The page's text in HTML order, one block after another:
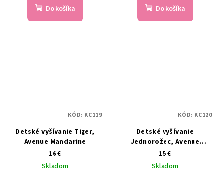
Do košíka Do košíka
Detské vyšívanie Tiger,
Avenue Mandarine
16 €
Skladom
KÓD: KC119
Detské vyšívanie
Jednorožec, Avenue
Mandarine
15 €
Skladom
KÓD: KC120